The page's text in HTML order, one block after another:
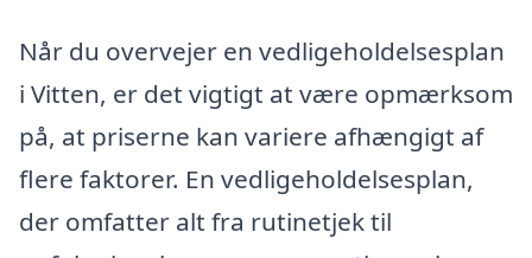
Når du overvejer en vedligeholdelsesplan
i Vitten, er det vigtigt at være opmærksom
på, at priserne kan variere afhængigt af
flere faktorer. En vedligeholdelsesplan,
der omfatter alt fra rutinetjek til